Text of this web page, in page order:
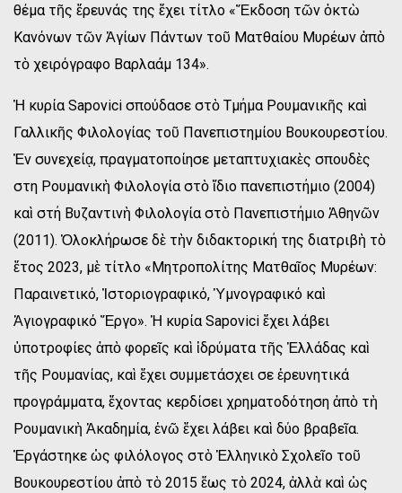
θέμα τῆς ἔρευνάς της ἔχει τίτλο «Ἔκδοση τῶν ὀκτὼ
Κανόνων τῶν Ἁγίων Πάντων τοῦ Ματθαίου Μυρέων ἀπὸ
τὸ χειρόγραφο Βαρλαάμ 134».
Ἡ κυρία Sapovici σπούδασε στὸ Τμήμα Ρουμανικῆς καὶ
Γαλλικῆς Φιλολογίας τοῦ Πανεπιστημίου Βουκουρεστίου.
Ἐν συνεχείᾳ, πραγματοποίησε μεταπτυχιακὲς σπουδὲς
στη Ρουμανικὴ Φιλολογία στὸ ἴδιο πανεπιστήμιο (2004)
καὶ στή Βυζαντινὴ Φιλολογία στὸ Πανεπιστήμιο Ἀθηνῶν
(2011). Ὁλοκλήρωσε δὲ τὴν διδακτορική της διατριβὴ τὸ
ἔτος 2023, μὲ τίτλο «Μητροπολίτης Ματθαῖος Μυρέων:
Παραινετικό, Ἰστοριογραφικό, Ὑμνογραφικό καὶ
Ἁγιογραφικό Ἔργο». Ἡ κυρία Sapovici ἔχει λάβει
ὑποτροφίες ἀπὸ φορεῖς καὶ ἱδρύματα τῆς Ἑλλάδας καὶ
τῆς Ρουμανίας, καὶ ἔχει συμμετάσχει σε ἐρευνητικά
προγράμματα, ἔχοντας κερδίσει χρηματοδότηση ἀπὸ τὴ
Ρουμανικὴ Ἀκαδημία, ἐνῶ ἔχει λάβει καὶ δύο βραβεῖα.
Ἐργάστηκε ὡς φιλόλογος στὸ Ἑλληνικὸ Σχολεῖο τοῦ
Βουκουρεστίου ἀπὸ τὸ 2015 ἕως τὸ 2024, ἀλλὰ καὶ ὡς